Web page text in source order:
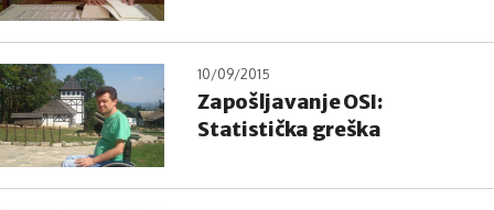
10/09/2015
Zapošljavanje OSI:
Statistička greška